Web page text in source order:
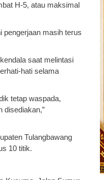
H-5, atau maksimal
pengerjaan masih terus
saat melintasi
hati selama
tetap waspada,
disediakan,”
Tulangbawang
10 titik.